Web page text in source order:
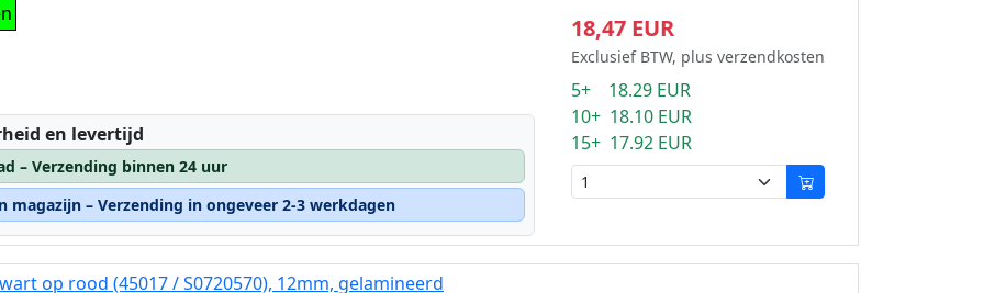
en levertijd
– Verzending binnen 24 uur
magazijn – Verzending in ongeveer 2-3 werkdagen
18,47 EUR
Exclusief BTW, plus verzendkosten
5+ 18.29 EUR
10+ 18.10 EUR
15+ 17.92 EUR
op rood (45017 / S0720570), 12mm, gelamineerd